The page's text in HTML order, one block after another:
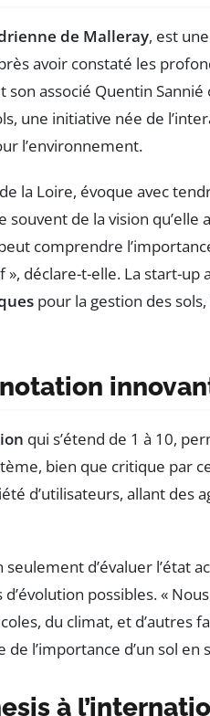
de Malleray, est
avoir constaté les
son associé Quentin
une initiative née de
l’environnement.
la Loire, évoque avec
souvent de la vision
comprendre
déclare-t-elle. La start-up
pour la gestion des
qui s’étend de 1 à 10,
bien que critique par
d’utilisateurs, allant des
d’évaluer l’état
possibles. «
du climat, et d’autres
l’importance d’un sol
à